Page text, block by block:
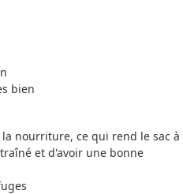
bien
nourriture, ce qui rend le sac à
et d'avoir une bonne